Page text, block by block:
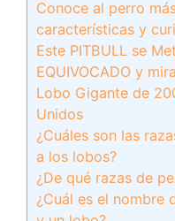
Conoce al perro
características y
Este PITBULL se
EQUIVOCADO y
Lobo Gigante de
Unidos
¿Cuáles son las
a los lobos?
¿De qué razas de
¿Cuál es el nombre